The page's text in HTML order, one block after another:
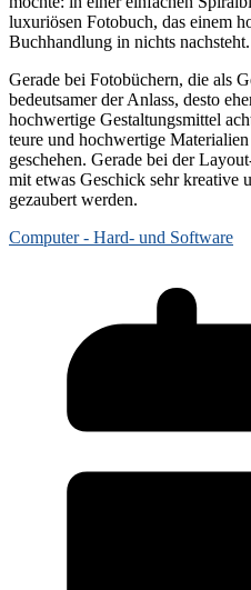
luxuriösen Fotobuch, das einem
Buchhandlung in nichts nachsteht.
Gerade bei Fotobüchern, die als
bedeutsamer der Anlass, desto
hochwertige Gestaltungsmittel
teure und hochwertige
geschehen. Gerade bei der
mit etwas Geschick sehr
gezaubert werden.
Computer - Hard- und Software